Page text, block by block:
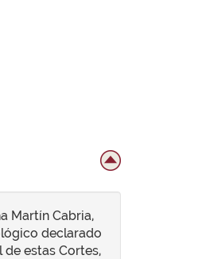
Martín Cabria,
declarado
de estas Cortes,